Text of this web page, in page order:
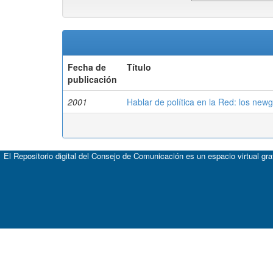
Fecha de
publicación
Título
2001 Hablar de política en la Red: los
El Repositorio digital del Consejo de Comunicación es un espacio virtual